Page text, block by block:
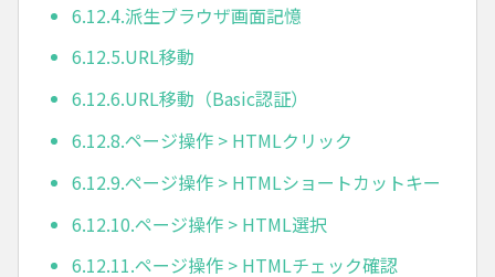
6.12.4.派生ブラウザ画面記憶
6.12.5.URL移動
6.12.6.URL移動（Basic認証）
6.12.8.ページ操作 > HTMLクリック
6.12.9.ページ操作 > HTMLショートカットキー
6.12.10.ページ操作 > HTML選択
6.12.11.ページ操作 > HTMLチェック確認